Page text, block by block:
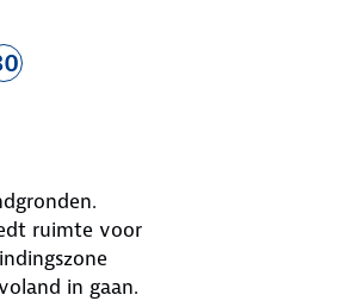
ruimte voor
in gaan.